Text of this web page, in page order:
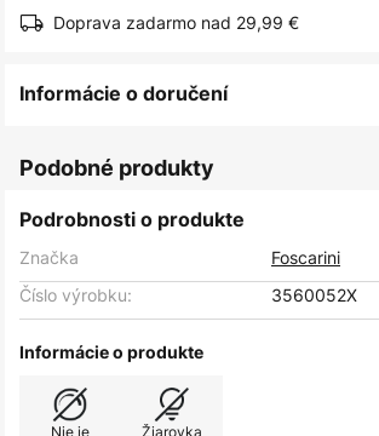
Doprava zadarmo nad 29,99 €
Informácie o doručení
Podobné produkty
Podrobnosti o produkte
Značka
Foscarini
Číslo výrobku:
3560052X
Informácie o produkte
Nie je
Žiarovka